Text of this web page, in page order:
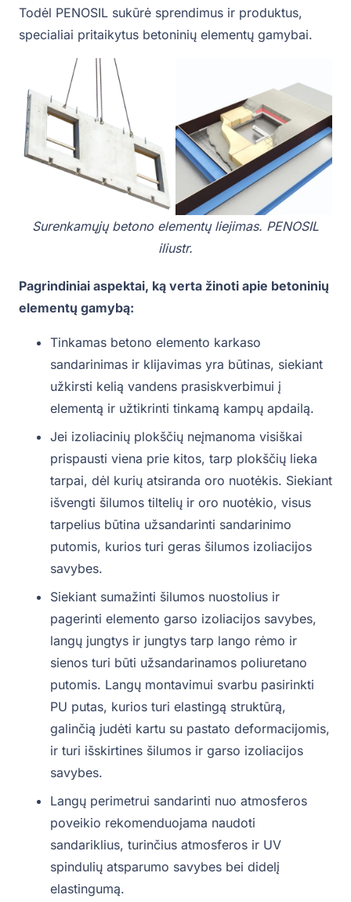
Todėl PENOSIL sukūrė sprendimus ir produktus,
specialiai pritaikytus betoninių elementų gamybai.
Surenkamųjų betono elementų liejimas. PENOSIL
iliustr.
Pagrindiniai aspektai, ką verta žinoti apie betoninių
elementų gamybą:
Tinkamas betono elemento karkaso
sandarinimas ir klijavimas yra būtinas, siekiant
užkirsti kelią vandens prasiskverbimui į
elementą ir užtikrinti tinkamą kampų apdailą.
Jei izoliacinių plokščių neįmanoma visiškai
prispausti viena prie kitos, tarp plokščių lieka
tarpai, dėl kurių atsiranda oro nuotėkis. Siekiant
išvengti šilumos tiltelių ir oro nuotėkio, visus
tarpelius būtina užsandarinti sandarinimo
putomis, kurios turi geras šilumos izoliacijos
savybes.
Siekiant sumažinti šilumos nuostolius ir
pagerinti elemento garso izoliacijos savybes,
langų jungtys ir jungtys tarp lango rėmo ir
sienos turi būti užsandarinamos poliuretano
putomis. Langų montavimui svarbu pasirinkti
PU putas, kurios turi elastingą struktūrą,
galinčią judėti kartu su pastato deformacijomis,
ir turi išskirtines šilumos ir garso izoliacijos
savybes.
Langų perimetrui sandarinti nuo atmosferos
poveikio rekomenduojama naudoti
sandariklius, turinčius atmosferos ir UV
spindulių atsparumo savybes bei didelį
elastingumą.